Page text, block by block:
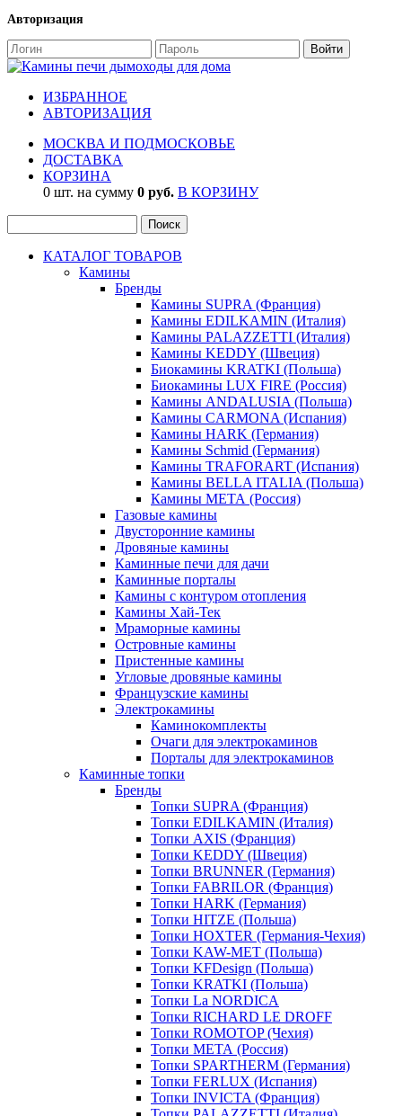
Авторизация
ИЗБРАННОЕ
АВТОРИЗАЦИЯ
МОСКВА И ПОДМОСКОВЬЕ
ДОСТАВКА
КОРЗИНА
0 шт. на сумму 0 руб. В КОРЗИНУ
КАТАЛОГ ТОВАРОВ
Камины
Бренды
Камины SUPRA (Франция)
Камины EDILKAMIN (Италия)
Камины PALAZZETTI (Италия)
Камины KEDDY (Швеция)
Биокамины KRATKI (Польша)
Биокамины LUX FIRE (Россия)
Камины ANDALUSIA (Польша)
Камины CARMONA (Испания)
Камины HARK (Германия)
Камины Schmid (Германия)
Камины TRAFORART (Испания)
Камины BELLA ITALIA (Польша)
Камины МЕТА (Россия)
Газовые камины
Двусторонние камины
Дровяные камины
Каминные печи для дачи
Каминные порталы
Камины с контуром отопления
Камины Хай-Тек
Мраморные камины
Островные камины
Пристенные камины
Угловые дровяные камины
Французские камины
Электрокамины
Каминокомплекты
Очаги для электрокаминов
Порталы для электрокаминов
Каминные топки
Бренды
Топки SUPRA (Франция)
Топки EDILKAMIN (Италия)
Топки AXIS (Франция)
Топки KEDDY (Швеция)
Топки BRUNNER (Германия)
Топки FABRILOR (Франция)
Топки HARK (Германия)
Топки HITZE (Польша)
Топки HOXTER (Германия-Чехия)
Топки KAW-MET (Польша)
Топки KFDesign (Польша)
Топки KRATKI (Польша)
Топки La NORDICA
Топки RICHARD LE DROFF
Топки ROMOTOP (Чехия)
Топки МЕТА (Россия)
Топки SPARTHERM (Германия)
Топки FERLUX (Испания)
Топки INVICTA (Франция)